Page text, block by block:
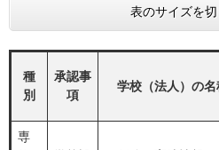
表のサイズを
種
別
承認事
項
学校（法人）の名
専